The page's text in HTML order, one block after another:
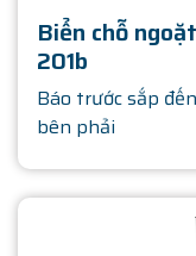
Biển chỗ
201b
Báo trước sắp
bên phải